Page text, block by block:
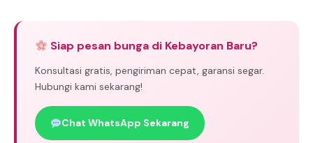
Siap pesan bunga di Kebayoran Baru?
Konsultasi gratis, pengiriman cepat, garansi segar.
Hubungi kami sekarang!
Chat WhatsApp Sekarang